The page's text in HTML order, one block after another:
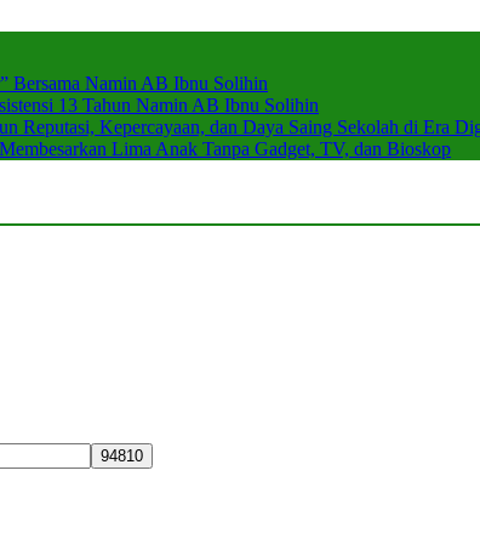
Bersama Namin AB Ibnu Solihin
13 Tahun Namin AB Ibnu Solihin
Reputasi, Kepercayaan, dan Daya Saing Sekolah di Era
Lima Anak Tanpa Gadget, TV, dan Bioskop